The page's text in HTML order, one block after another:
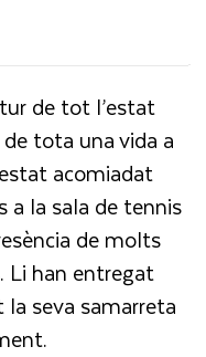
de tot l’estat
tota una vida a
acomiadat
a la sala de tennis
de molts
Li han entregat
la seva samarreta